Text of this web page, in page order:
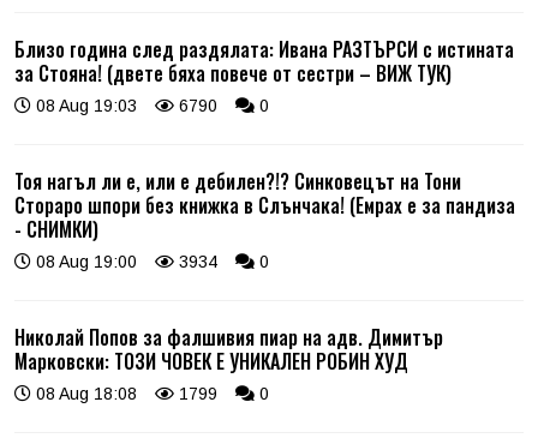
Близо година след раздялата: Ивана РАЗТЪРСИ с истината
за Стояна! (двете бяха повече от сестри – ВИЖ ТУК)
08 Aug 19:03 6790 0
Тоя нагъл ли е, или е дебилен?!? Синковецът на Тони
Стораро шпори без книжка в Слънчака! (Емрах е за пандиза
- СНИМКИ)
08 Aug 19:00 3934 0
Николай Попов за фалшивия пиар на адв. Димитър
Марковски: ТОЗИ ЧОВЕК Е УНИКАЛЕН РОБИН ХУД
08 Aug 18:08 1799 0